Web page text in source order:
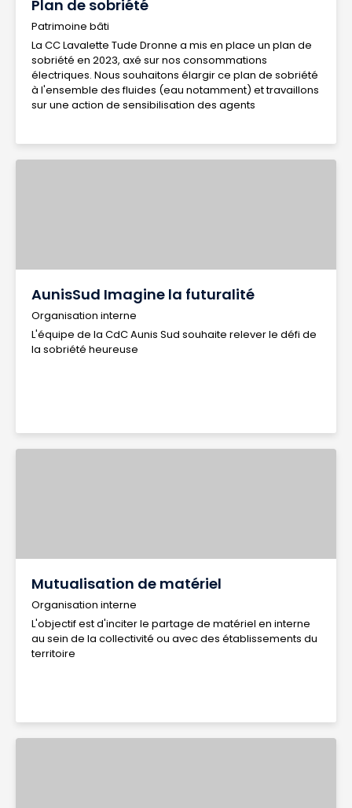
Plan de sobriété
Patrimoine bâti
La CC Lavalette Tude Dronne a mis en place un plan de
sobriété en 2023, axé sur nos consommations
électriques. Nous souhaitons élargir ce plan de sobriété
à l'ensemble des fluides (eau notamment) et travaillons
sur une action de sensibilisation des agents
AunisSud Imagine la futuralité
Organisation interne
L'équipe de la CdC Aunis Sud souhaite relever le défi de
la sobriété heureuse
Mutualisation de matériel
Organisation interne
L'objectif est d'inciter le partage de matériel en interne
au sein de la collectivité ou avec des établissements du
territoire